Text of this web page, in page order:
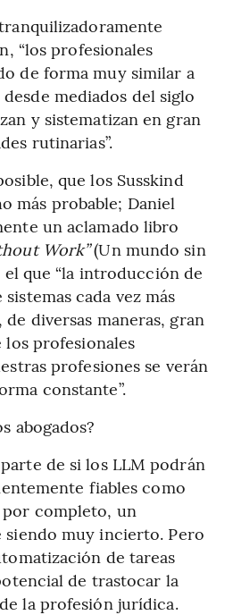
“los profesionales
de forma muy similar a
mediados del siglo
y sistematizan en gran
rutinarias”.
que los Susskind
más probable; Daniel
un aclamado libro
Work”(Un mundo sin
que “la introducción de
cada vez más
de diversas maneras, gran
profesionales
profesiones se verán
constante”.
abogados?
de si los LLM podrán
fiables como
completo, un
siendo muy incierto. Pero
de tareas
de trastocar la
la profesión jurídica.